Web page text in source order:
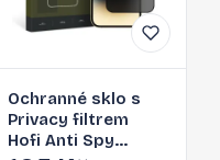
Ochranné sklo s
Privacy filtrem
Hofi Anti Spy